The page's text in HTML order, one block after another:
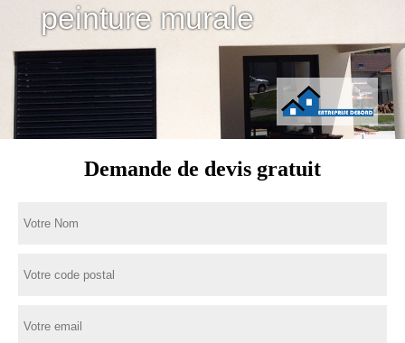
peinture murale
Demande de devis gratuit